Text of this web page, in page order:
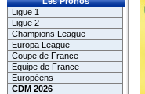
Ligue 1
Ligue 2
Champions League
Europa League
Coupe de France
Equipe de France
Européens
CDM 2026